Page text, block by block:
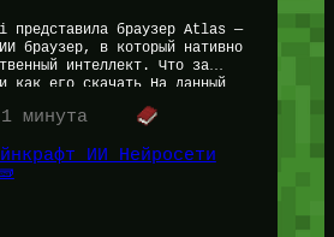
представила браузер Atlas —
браузер, в который нативно
интеллект. Что за
как его скачать На данный
браузер…
1 минута
ИИ Нейросети